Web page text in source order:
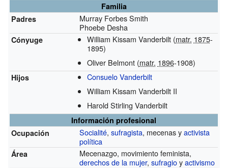
Familia
Padres
Murray Forbes Smith
Phoebe Desha
Cónyuge William Kissam Vanderbilt (matr. 1875-
1895)
Oliver Belmont (matr. 1896-1908)
Hijos
Consuelo Vanderbilt
William Kissam Vanderbilt II
Harold Stirling Vanderbilt
Información profesional
Ocupación
Socialité,sufragista, mecenas yactivista
política
Área
Mecenazgo, movimiento feminista,
derechos de la mujer,sufragioyactivismo